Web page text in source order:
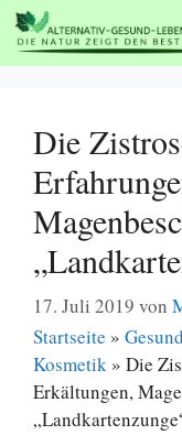
Zum
Inhalt
springen
Die
17. Juli 2019 von
Startseite »
Kosmetik » Die
Erkältungen,